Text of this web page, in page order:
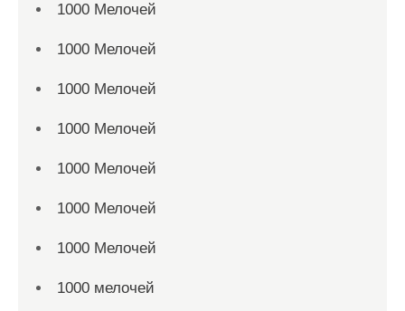
1000 Мелочей
1000 Мелочей
1000 Мелочей
1000 Мелочей
1000 Мелочей
1000 Мелочей
1000 Мелочей
1000 мелочей